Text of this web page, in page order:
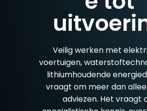
Veilig werken met
voertuigen,
lithiumhoudende
vraagt om meer dan
adviezen. Het vraagt